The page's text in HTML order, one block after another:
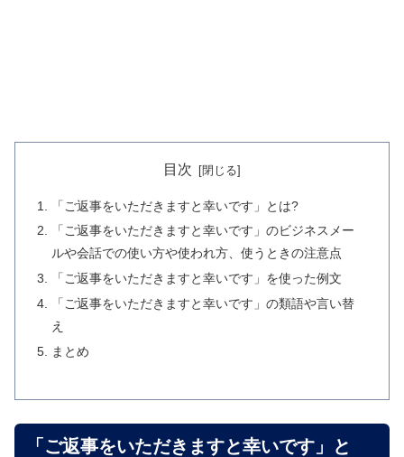
目次
「ご返事をいただきますと幸いです」とは?
「ご返事をいただきますと幸いです」のビジネスメー
ルや会話での使い方や使われ方、使うときの注意点
「ご返事をいただきますと幸いです」を使った例文
「ご返事をいただきますと幸いです」の類語や言い替
え
まとめ
「ご返事をいただきますと幸いです」と